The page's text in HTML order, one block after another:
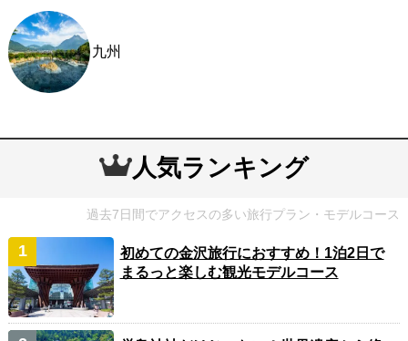
九州
人気ランキング
過去7日間でアクセスの多い旅行プラン・モデルコース
初めての金沢旅行におすすめ！1泊2日で
まるっと楽しむ観光モデルコース